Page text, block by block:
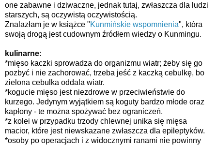
one zabawne i dziwaczne, jednak tutaj, zwłaszcza dla ludzi
starszych, są oczywistą oczywistością.
Znalazłam je w książce "Kunmińskie wspomnienia", która
swoją drogą jest cudownym źródłem wiedzy o Kunmingu.
kulinarne:
*mięso kaczki sprowadza do organizmu wiatr; żeby się go
pozbyć i nie zachorować, trzeba jeść z kaczką cebulkę, bo
zielona cebulka oddala wiatr.
*kogucie mięso jest niezdrowe w przeciwieństwie do
kurzego. Jedynym wyjątkiem są koguty bardzo młode oraz
kapłony - te można spożywać bez ograniczeń.
*z kolei w przypadku trzody chlewnej unika się mięsa
macior, które jest niewskazane zwłaszcza dla epileptyków.
*osoby po operacjach i z widocznymi ranami nie powinny